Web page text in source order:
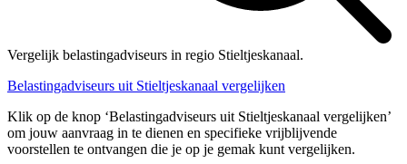
Vergelijk belastingadviseurs in regio Stieltjeskanaal.
Belastingadviseurs uit Stieltjeskanaal vergelijken
Klik op de knop ‘Belastingadviseurs uit Stieltjeskanaal vergelijken’
om jouw aanvraag in te dienen en specifieke vrijblijvende
voorstellen te ontvangen die je op je gemak kunt vergelijken.